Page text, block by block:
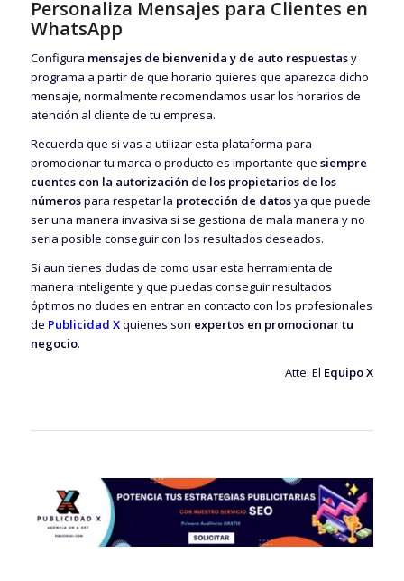
Personaliza Mensajes para Clientes en
WhatsApp
Configura mensajes de bienvenida y de auto respuestasy
programa a partir de que horario quieres que aparezca dicho
mensaje, normalmente recomendamos usar los horarios de
atención al cliente de tu empresa.
Recuerda que si vas a utilizar esta plataforma para
promocionar tu marca o producto es importante que siempre
cuentes con la autorización de los propietarios de los
númerospara respetar la protección de datosya que puede
ser una manera invasiva si se gestiona de mala manera y no
seria posible conseguir con los resultados deseados.
Si aun tienes dudas de como usar esta herramienta de
manera inteligente y que puedas conseguir resultados
óptimos no dudes en entrar en contacto con los profesionales
de Publicidad Xquienes son expertos en promocionar tu
negocio.
Atte: El Equipo X